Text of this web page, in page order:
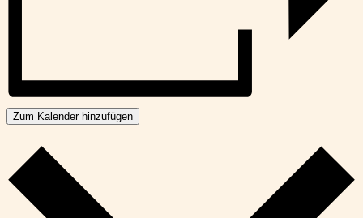
Zum Kalender hinzufügen